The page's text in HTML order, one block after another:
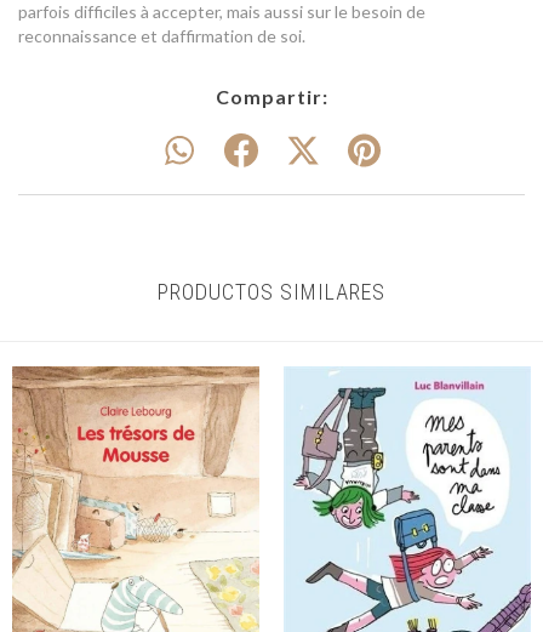
parfois difficiles à accepter, mais aussi sur le besoin de
reconnaissance et daffirmation de soi.
Compartir:
PRODUCTOS SIMILARES